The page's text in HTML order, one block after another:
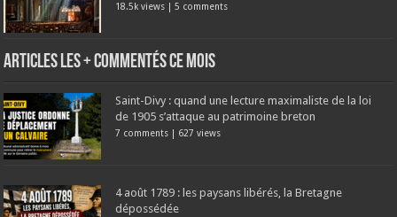
18.5k views |5 comments
Articles les + commentés ce mois
Saint-Divy : quand une lecture maximaliste de la loi
de 1905 s’attaque au patrimoine breton
7 comments | 627 views
4 août 1789 : les paysans libérés, la Bretagne
dépossédée